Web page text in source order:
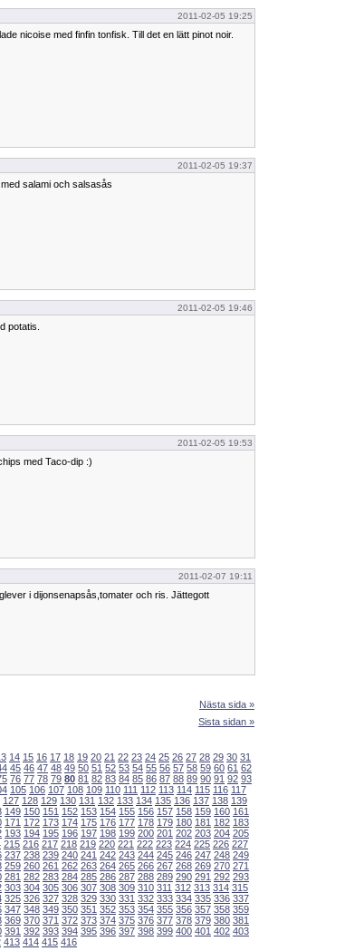
2011-02-05 19:25
nicoise med finfin tonfisk. Till det en lätt pinot noir.
2011-02-05 19:37
salami och salsasås
2011-02-05 19:46
potatis.
2011-02-05 19:53
med Taco-dip :)
2011-02-07 19:11
i dijonsenapsås,tomater och ris. Jättegott
Nästa sida »
Sista sidan »
14 15 16 17 18 19 20 21 22 23 24 25 26 27 28 29 30 31
45 46 47 48 49 50 51 52 53 54 55 56 57 58 59 60 61 62
76 77 78 79 80 81 82 83 84 85 86 87 88 89 90 91 92 93
105 106 107 108 109 110 111 112 113 114 115 116 117
127 128 129 130 131 132 133 134 135 136 137 138 139
149 150 151 152 153 154 155 156 157 158 159 160 161
171 172 173 174 175 176 177 178 179 180 181 182 183
193 194 195 196 197 198 199 200 201 202 203 204 205
215 216 217 218 219 220 221 222 223 224 225 226 227
237 238 239 240 241 242 243 244 245 246 247 248 249
259 260 261 262 263 264 265 266 267 268 269 270 271
281 282 283 284 285 286 287 288 289 290 291 292 293
303 304 305 306 307 308 309 310 311 312 313 314 315
325 326 327 328 329 330 331 332 333 334 335 336 337
347 348 349 350 351 352 353 354 355 356 357 358 359
369 370 371 372 373 374 375 376 377 378 379 380 381
391 392 393 394 395 396 397 398 399 400 401 402 403
413 414 415 416